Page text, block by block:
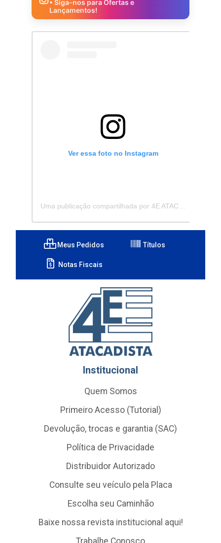
• Siga-nos para Ofertas e
Lançamentos!
Ver essa foto no Instagram
Meus Pedidos Títulos
Notas Fiscais
Institucional
Quem Somos
Primeiro Acesso (Tutorial)
Devolução, trocas e garantia (SAC)
Política de Privacidade
Distribuidor Autorizado
Consulte seu veículo pela Placa
Escolha seu Caminhão
Baixe nossa revista institucional aqui!
Trabalhe Conosco